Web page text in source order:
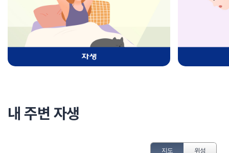
내 주변 자생
지도 위성